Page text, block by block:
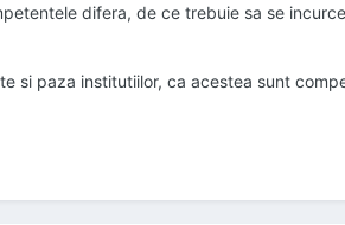
difera, de ce trebuie sa se
si paza institutiilor, ca acestea sunt